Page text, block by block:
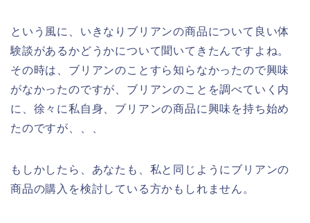
という風に、いきなりブリアンの商品について良い体
験談があるかどうかについて聞いてきたんですよね。
その時は、ブリアンのことすら知らなかったので興味
がなかったのですが、ブリアンのことを調べていく内
に、徐々に私自身、ブリアンの商品に興味を持ち始め
たのですが、、、
もしかしたら、あなたも、私と同じようにブリアンの
商品の購入を検討している方かもしれません。